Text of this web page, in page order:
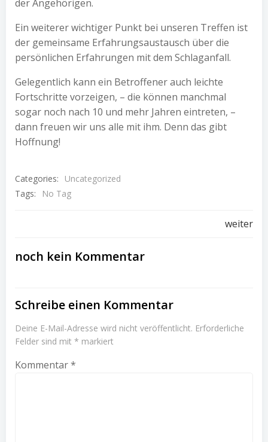
der Ange­hörigen.
Ein weiterer wichtiger Punkt bei unseren Treffen ist
der gemeinsame Erfahrungs­austausch über die
persönlichen Erfahrungen mit dem Schlaganfall.
Gelegentlich kann ein Betroffener auch leichte
Fortschritte vorzeigen, – die können manchmal
sogar noch nach 10 und mehr Jahren eintreten, –
dann freuen wir uns alle mit ihm. Denn das gibt
Hoffnung!
Categories:
Uncategorized
Tags:
No Tag
navigation
weiter
noch kein Kommentar
Schreibe einen Kommentar
Deine E-Mail-Adresse wird nicht veröffentlicht. Erforderliche
Felder sind mit * markiert
Kommentar*